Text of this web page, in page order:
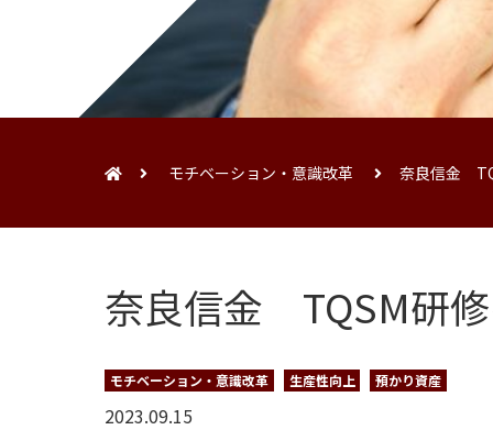
モチベーション・意識改革 奈良信金
奈良信金 TQSM研
モチベーション・意識改革 生産性向上 預かり資産
2023.09.15